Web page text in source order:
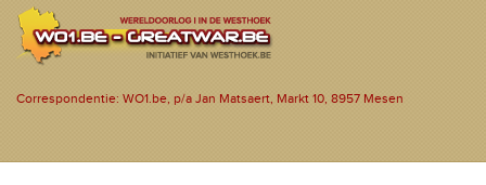
Correspondentie: WO1.be, p/a Jan Matsaert, Markt 10, 8957 Mesen